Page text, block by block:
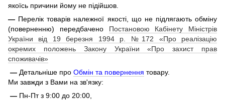
якоїсь причини йому не підійшов.
— Перелік товарів належної якості, що не підлягають обміну
(поверненню) передбачено Постановою Кабінету Міністрів
України від 19 березня 1994 р. №172 «Про реалізацію
окремих положень Закону України «Про захист прав
споживачів»
— Детальніше про Обмін та повернення товару.
Ми завжди з Вами на зв'язку:
— Пн-Пт з 9:00 до 20:00,